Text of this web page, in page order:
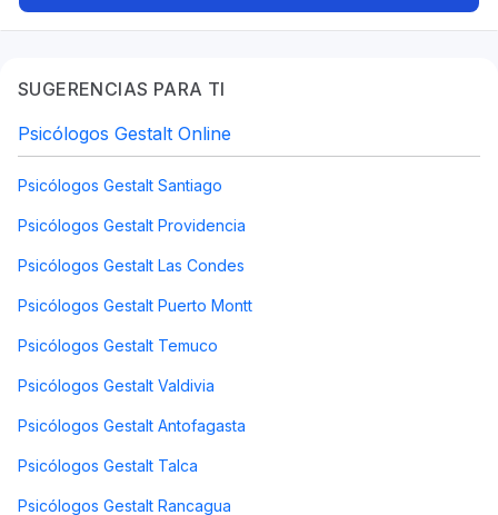
SUGERENCIAS PARA TI
Psicólogos Gestalt Online
Psicólogos Gestalt Santiago
Psicólogos Gestalt Providencia
Psicólogos Gestalt Las Condes
Psicólogos Gestalt Puerto Montt
Psicólogos Gestalt Temuco
Psicólogos Gestalt Valdivia
Psicólogos Gestalt Antofagasta
Psicólogos Gestalt Talca
Psicólogos Gestalt Rancagua